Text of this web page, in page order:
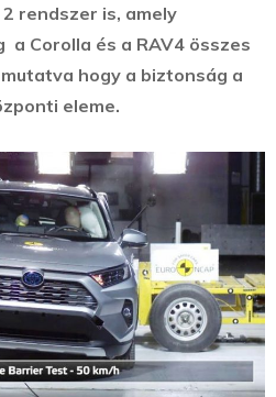
rendszer is, amely
Corolla és a RAV4 összes
hogy a biztonság a
eleme.